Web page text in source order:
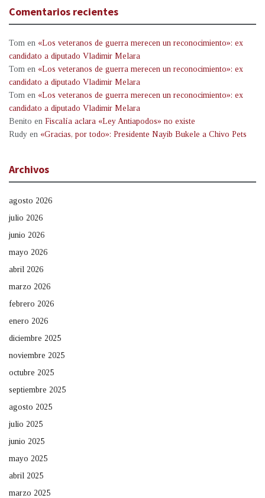
Comentarios recientes
Tom en «Los veteranos de guerra merecen un reconocimiento»: ex
candidato a diputado Vladimir Melara
Tom en «Los veteranos de guerra merecen un reconocimiento»: ex
candidato a diputado Vladimir Melara
Tom en «Los veteranos de guerra merecen un reconocimiento»: ex
candidato a diputado Vladimir Melara
Benito en Fiscalía aclara «Ley Antiapodos» no existe
Rudy en «Gracias, por todo»: Presidente Nayib Bukele a Chivo Pets
Archivos
agosto 2026
julio 2026
junio 2026
mayo 2026
abril 2026
marzo 2026
febrero 2026
enero 2026
diciembre 2025
noviembre 2025
octubre 2025
septiembre 2025
agosto 2025
julio 2025
junio 2025
mayo 2025
abril 2025
marzo 2025